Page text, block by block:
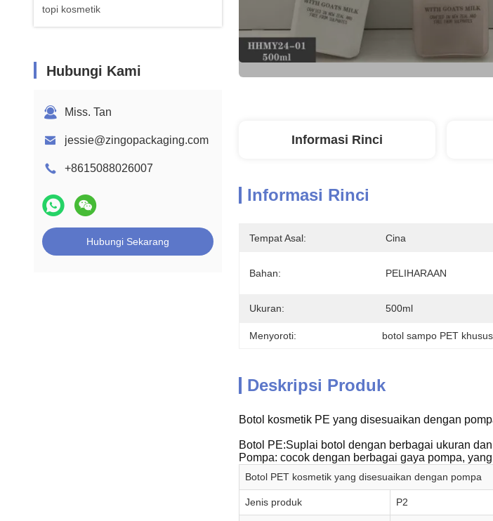
topi kosmetik
Hubungi Kami
Miss. Tan
jessie@zingopackaging.com
+8615088026007
Hubungi Sekarang
Informasi Rinci
Informasi Rinci
Tempat Asal: Cina
Bahan: PELIHARAAN
Ukuran: 500ml
Menyoroti: botol sampo PET
Deskripsi Produk
Botol kosmetik PE yang disesuaikan dengan
Botol PE:Suplai botol dengan berbagai ukuran
Pompa: cocok dengan berbagai gaya pompa,
Botol PET kosmetik yang disesuaikan dengan pompa
Jenis produk P2